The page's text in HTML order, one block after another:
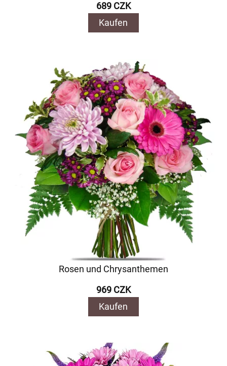
689 CZK
Kaufen
Rosen und Chrysanthemen
969 CZK
Kaufen